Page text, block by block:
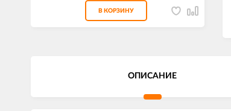
В КОРЗИНУ
ОПИСАНИЕ